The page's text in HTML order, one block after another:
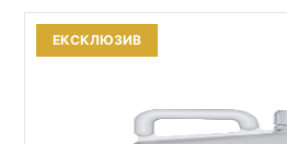
ЕКСКЛЮЗИВ